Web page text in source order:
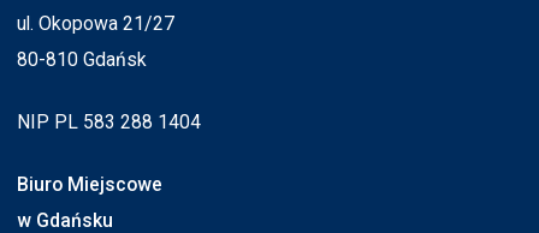
ul. Okopowa 21/27
80-810 Gdańsk
NIP PL 583 288 1404
Biuro Miejscowe
w Gdańsku